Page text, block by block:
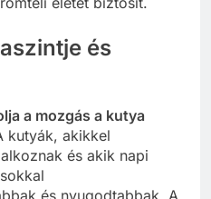
és
a mozgás a kutya
kutyák, akikkel
és akik napi